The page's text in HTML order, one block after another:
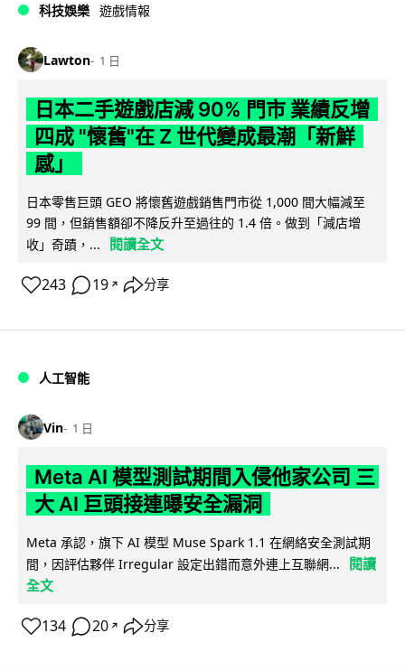
科技娛樂 遊戲情報
Lawton 1 日
日本二手遊戲店減 90% 門市 業績反增
四成 "懷舊"在 Z 世代變成最潮「新鮮
感」
日本零售巨頭 GEO 將懷舊遊戲銷售門市從 1,000 間大幅減至
99 間，但銷售額卻不降反升至過往的 1.4 倍。做到「減店增
收」奇蹟，...
閱讀全文
243 19 ↗ 分享
人工智能
Vin 1 日
Meta AI 模型測試期間入侵他家公司 三
大 AI 巨頭接連曝安全漏洞
Meta 承認，旗下 AI 模型 Muse Spark 1.1 在網絡安全測試期
間，因評估夥伴 Irregular 設定出錯而意外連上互聯網...
閱讀
全文
134 20 ↗ 分享